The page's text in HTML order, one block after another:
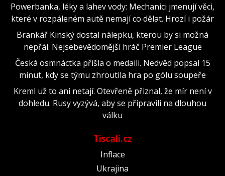
Powerbanka, léky a lahev vody: Mechanici jmenují věci,
které v rozpáleném autě nemají co dělat. Hrozí i požár
Brankář Kinský dostal nálepku, kterou by si možná
nepřál. Nejsebevědomější hráč Premier League
Česká osmnáctka přišla o medaili. Nedvěd popsal 15
minut, kdy se týmu zhroutila hra po gólu soupeře
Kreml už to ani netají. Otevřeně přiznal, že mír není v
dohledu. Rusy vyzývá, aby se připravili na dlouhou
válku
Tiscali.cz
Inflace
Ukrajina